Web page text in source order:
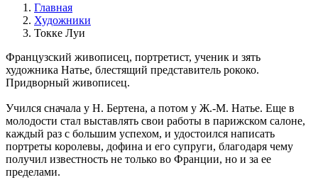
Главная
Художники
Токке Луи
Французский живописец, портретист, ученик и зять
художника Натье, блестящий представитель рококо.
Придворный живописец.
Учился сначала у Н. Бертена, а потом у Ж.-М. Натье. Еще в
молодости стал выставлять свои работы в парижском салоне,
каждый раз с большим успехом, и удостоился написать
портреты королевы, дофина и его супруги, благодаря чему
получил известность не только во Франции, но и за ее
пределами.